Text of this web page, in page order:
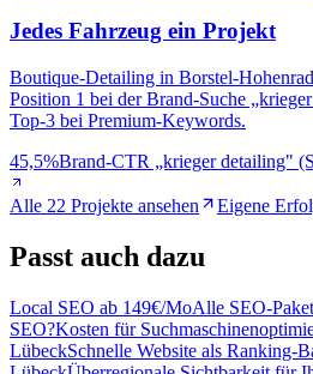
Jedes Fahrzeug ein Projekt
Boutique-Detailing in Borstel-
Position 1 bei der Brand-Suche
Top-3 bei Premium-Keywords.
45,5%Brand-CTR „krieger detailing"
Alle 22 Projekte ansehen Eigene
Passt auch dazu
Local SEO ab 149€/MoAlle SEO-
SEO?Kosten für
LübeckSchnelle Website als Ranking-